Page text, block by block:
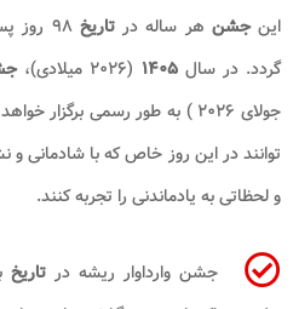
اینجشن هر ساله درتاریخ
۹۸
گردد. در سال۱۴۰۵ (۲۰۲۶ میلادی)،
جولای ۲۰۲۶ ) به طور رسمی برگزار خواهد شد. علاقه مندان به این
توانند در این روز خاص که با شادمانی
و لحظاتی به یادماندنی را تجربه کنند.
جشن وارداوار ریشه در تاریخ